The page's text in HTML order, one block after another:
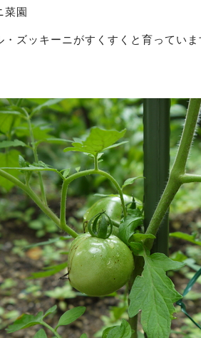
菜園
・ズッキーニがすくすくと育ってい